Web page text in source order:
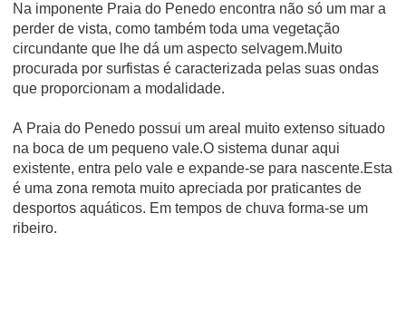
Na imponente Praia do Penedo encontra não só um mar a
perder de vista, como também toda uma vegetação
circundante que lhe dá um aspecto selvagem.Muito
procurada por surfistas é caracterizada pelas suas ondas
que proporcionam a modalidade.
A Praia do Penedo possui um areal muito extenso situado
na boca de um pequeno vale.O sistema dunar aqui
existente, entra pelo vale e expande-se para nascente.Esta
é uma zona remota muito apreciada por praticantes de
desportos aquáticos. Em tempos de chuva forma-se um
ribeiro.